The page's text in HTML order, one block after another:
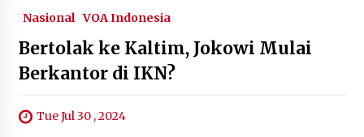
Nasional VOA Indonesia
Bertolak ke Kaltim, Jokowi Mulai
Berkantor di IKN?
Tue Jul 30 , 2024